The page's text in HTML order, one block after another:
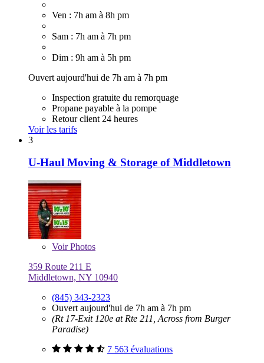
Ven : 7h am à 8h pm
Sam : 7h am à 7h pm
Dim : 9h am à 5h pm
Ouvert aujourd'hui de 7h am à 7h pm
Inspection gratuite du remorquage
Propane payable à la pompe
Retour client 24 heures
Voir les tarifs
3
U-Haul Moving & Storage of Middletown
VoirPhotos
359 Route 211 E
Middletown, NY 10940
(845) 343-2323
Ouvert aujourd'hui de 7h am à 7h pm
(Rt 17-Exit 120e at Rte 211, Across from Burger
Paradise)
7 563 évaluations